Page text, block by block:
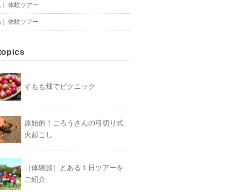
］体験ツアー
］体験ツアー
すもも畑でピクニック
原始的！ごろうさんの弓切り式
火起こし
［体験談］とある１日ツアーを
ご紹介